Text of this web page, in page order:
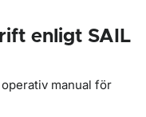
enligt SAIL
manual för